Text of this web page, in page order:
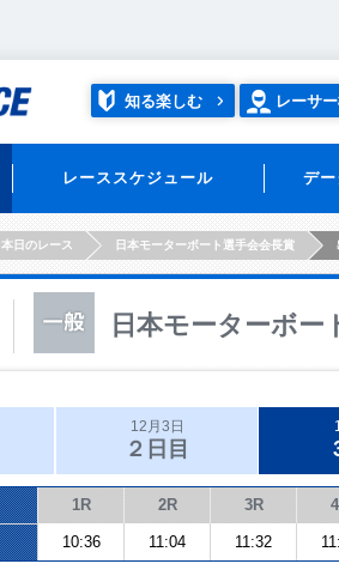
知る楽しむ レーサ
レーススケジュール デ
本日のレース 日本モーターボート選手会会長賞
日本モーターボー
12月3日
２日目
1R 2R 3R
10:36 11:04 11:32